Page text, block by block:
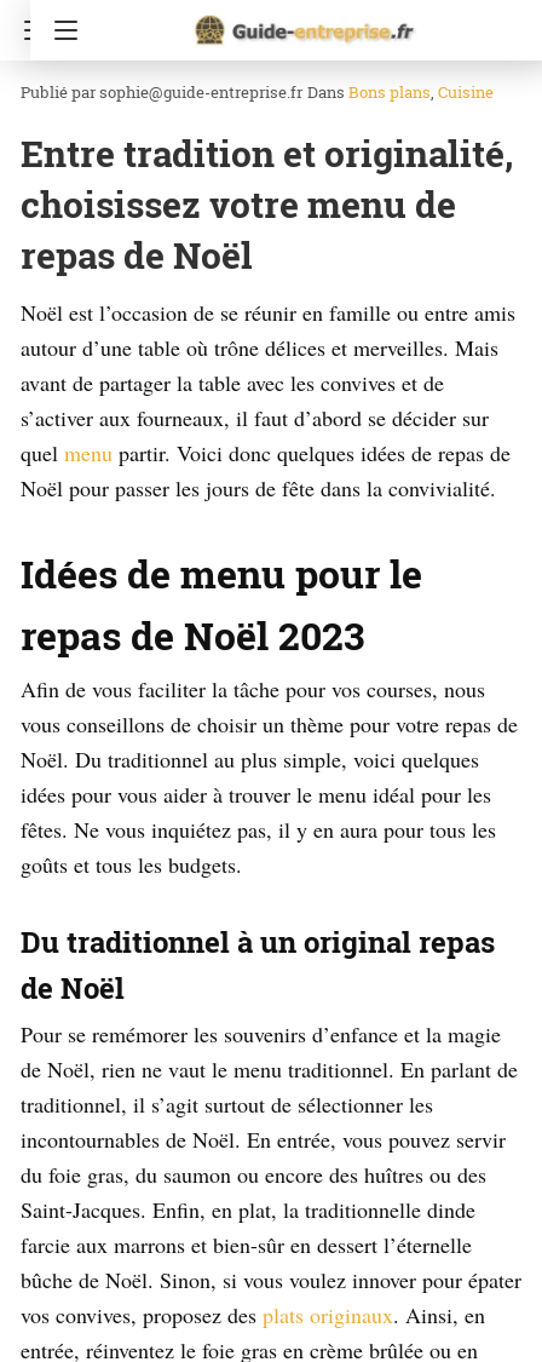
Accueil
sophie@guide-entreprise.fr Dans Bons plans Cuisine
Entre tradition et originalité,
choisissez votre menu de
repas de Noël
Noël est l’occasion de se réunir en famille ou entre amis
autour d’une table où trône délices et merveilles. Mais
avant de partager la table avec les convives et de
s’activer aux fourneaux, il faut d’abord se décider sur
quel menu partir. Voici donc quelques idées de repas de
Noël pour passer les jours de fête dans la convivialité.
Idées de menu pour le
repas de Noël 2023
Afin de vous faciliter la tâche pour vos courses, nous
vous conseillons de choisir un thème pour votre repas de
Noël. Du traditionnel au plus simple, voici quelques
idées pour vous aider à trouver le menu idéal pour les
fêtes. Ne vous inquiétez pas, il y en aura pour tous les
goûts et tous les budgets.
Du traditionnel à un original repas
de Noël
Pour se remémorer les souvenirs d’enfance et la magie
de Noël, rien ne vaut le menu traditionnel. En parlant de
traditionnel, il s’agit surtout de sélectionner les
incontournables de Noël. En entrée, vous pouvez servir
du foie gras, du saumon ou encore des huîtres ou des
Saint-Jacques. Enfin, en plat, la traditionnelle dinde
farcie aux marrons et bien-sûr en dessert l’éternelle
bûche de Noël. Sinon, si vous voulez innover pour épater
vos convives, proposez des plats originaux. Ainsi, en
entrée, réinventez le foie gras en crème brûlée ou en